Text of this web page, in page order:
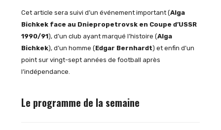
Cet article sera suivi d’un événement important (Alga
Bichkek face au Dniepropetrovsk en Coupe d’USSR
1990/91), d’un club ayant marqué l’histoire (Alga
Bichkek), d’un homme (Edgar Bernhardt) et enfin d’un
point sur vingt-sept années de football après
l’indépendance.
Le programme de la semaine